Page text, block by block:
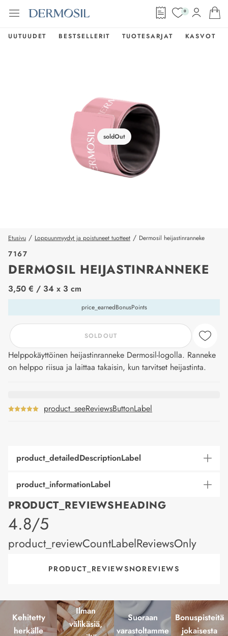
0
UUTUUDET BESTSELLERIT TUOTESARJAT KASVOT
soldOut
Etusivu / Loppuunmyydyt ja poistuneet tuotteet / Dermosil heijastinranneke
7167
DERMOSIL HEIJASTINRANNEKE
price_label
3,50 € / 34 x 3 cm
price_earnedBonusPoints
SOLDOUT
Helppokäyttöinen heijastinranneke Dermosil-logolla. Ranneke
on helppo riisua ja laittaa takaisin, kun tarvitset heijastinta.
product_seeReviewsButtonLabel
product_detailedDescriptionLabel
product_informationLabel
PRODUCT_REVIEWSHEADING
product_rating
4.8/5
product_reviewCountLabelReviewsOnly
PRODUCT_REVIEWSNOREVIEWS
Kehitetty
herkälle
Ilman
välikäsiä,
Suoraan
varastoltamme
Bonuspisteitä
jokaisesta